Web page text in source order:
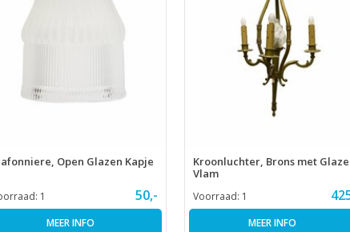
Open Glazen Kapje
1 50,-
MEER INFO
Kroonluchter, Brons met
Vlam
Voorraad: 1
MEER INFO